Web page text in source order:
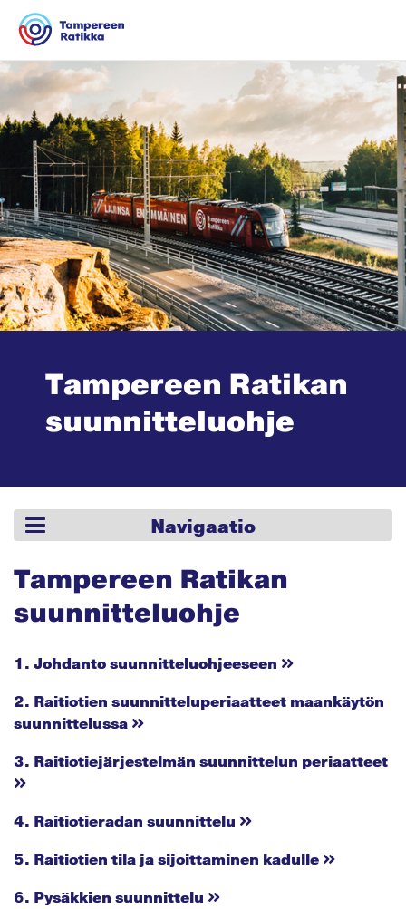
Tampereen Ratikan
suunnit­teluohje
Navigaatio
Tampereen Ratikan
suunnitteluohje
1. Johdanto suunnitteluohjeeseen
2. Raitiotien suunnitteluperiaatteet maankäytön
suunnittelussa
3. Raitiotiejärjestelmän suunnittelun periaatteet
4. Raitiotieradan suunnittelu
5. Raitiotien tila ja sijoittaminen kadulle
6. Pysäkkien suunnittelu